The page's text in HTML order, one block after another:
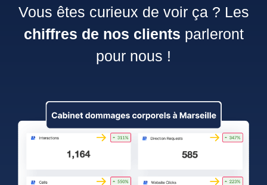
Vous êtes curieux de voir ça ? Les
chiffres de nos clients parleront
pour nous !